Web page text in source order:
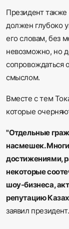
Президент также
должен глубоко
его словам, без
невозможно, но
сопровождаться
смыслом.
Вместе с тем
которые
"Отдельные
насмешек.
достижениями,
некоторые
шоу-бизнеса,
репутацию
заявил президент.